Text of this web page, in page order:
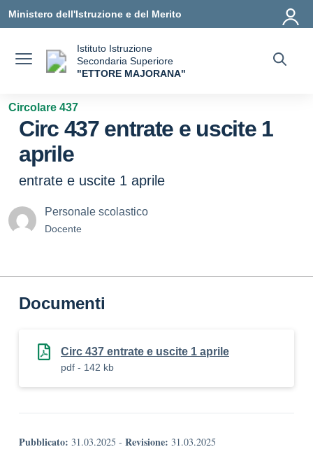
Ministero dell'Istruzione e del Merito
Istituto Istruzione
Secondaria Superiore
"ETTORE MAJORANA"
Circolare 437
Circ 437 entrate e uscite 1
aprile
entrate e uscite 1 aprile
Personale scolastico
Docente
Documenti
Circ 437 entrate e uscite 1 aprile
pdf - 142 kb
Pubblicato: 31.03.2025 - Revisione: 31.03.2025